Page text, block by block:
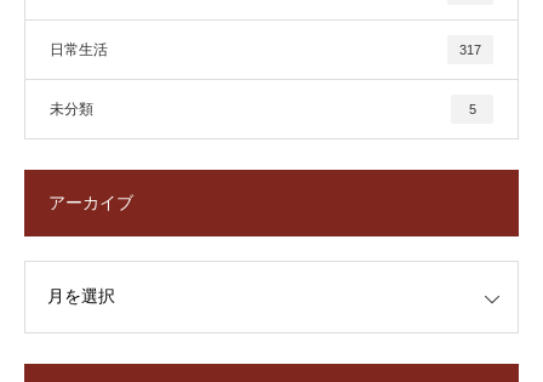
日常生活 317
未分類 5
アーカイブ